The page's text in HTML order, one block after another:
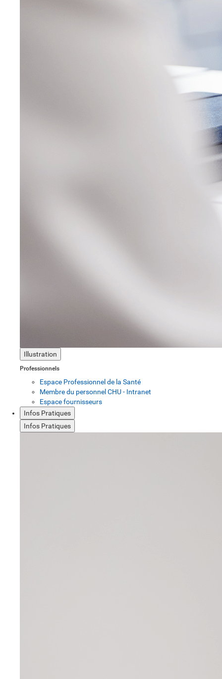
Illustration
Professionnels
Espace Professionnel de la Santé
Membre du personnel CHU - Intranet
Espace fournisseurs
Infos Pratiques
Infos Pratiques